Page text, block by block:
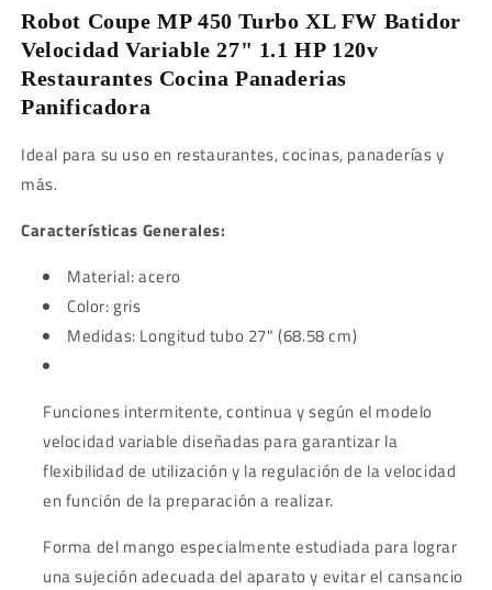
Robot Coupe MP 450 Turbo XL FW Batidor
Velocidad Variable 27" 1.1 HP 120v
Restaurantes Cocina Panaderias
Panificadora
Ideal para su uso en restaurantes, cocinas, panaderías y
más.
Características Generales:
Material: acero
Color: gris
Medidas: Longitud tubo 27" (68.58 cm)
Funciones intermitente, con­tinua y según el modelo
velocidad variable dise­ñadas para garantizar la
flexibilidad de utilización y la regulación de la velocidad
en función de la preparación a realizar.
Forma del mango especialmente estudiada para lograr
una sujeción adecuada del aparato y evitar el cansancio